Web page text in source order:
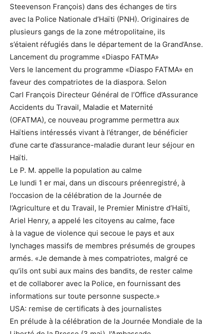
Steevenson François) dans des échanges de tirs
avec la Police Nationale d’Haïti (PNH). Originaires de
plusieurs gangs de la zone métropolitaine, ils
s’étaient réfugiés dans le département de la Grand’Anse.
Lancement du programme «Diaspo FATMA»
Vers le lancement du programme «Diaspo FATMA» en
faveur des compatriotes de la diaspora. Selon
Carl François Directeur Général de l’Office d’Assurance
Accidents du Travail, Maladie et Maternité
(OFATMA), ce nouveau programme permettra aux
Haïtiens intéressés vivant à l’étranger, de bénéficier
d’une carte d’assurance-maladie durant leur séjour en
Haïti.
Le P. M. appelle la population au calme
Le lundi 1 er mai, dans un discours préenregistré, à
l’occasion de la célébration de la Journée de
l’Agriculture et du Travail, le Premier Ministre d’Haïti,
Ariel Henry, a appelé les citoyens au calme, face
à la vague de violence qui secoue le pays et aux
lynchages massifs de membres présumés de groupes
armés. «Je demande à mes compatriotes, malgré ce
qu’ils ont subi aux mains des bandits, de rester calme
et de collaborer avec la Police, en fournissant des
informations sur toute personne suspecte.»
USA: remise de certificats à des journalistes
En prélude à la célébration de la Journée Mondiale de la